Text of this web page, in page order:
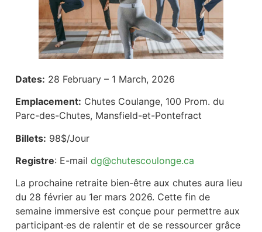
Dates: 28 February – 1 March, 2026
Emplacement: Chutes Coulange, 100 Prom. du
Parc-des-Chutes, Mansfield-et-Pontefract
Billets: 98$/Jour
Registre: E-mail dg@chutescoulonge.ca
La prochaine retraite bien-être aux chutes aura lieu
du 28 février au 1er mars 2026. Cette fin de
semaine immersive est conçue pour permettre aux
participant·es de ralentir et de se ressourcer grâce